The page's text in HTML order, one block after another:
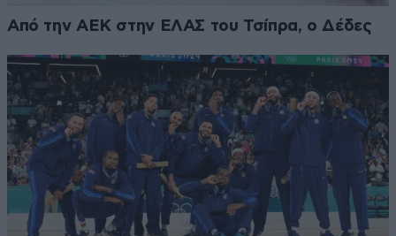
Από την ΑΕΚ στην ΕΛΑΣ του Τσίπρα, ο Δέδες